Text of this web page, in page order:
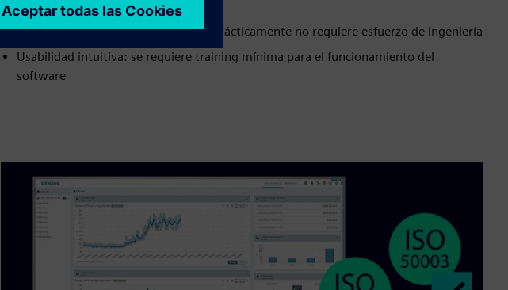
Puesta en marcha rápida y sencilla: prácticamente no requiere esfuerzo de ingeniería
Usabilidad intuitiva: se requiere training mínima para el funcionamiento del
software